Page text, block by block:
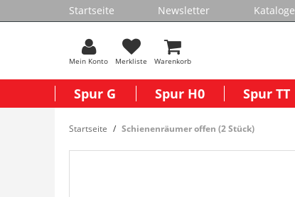
Startseite Newsletter Kataloge
Mein Konto Merkliste Warenkorb
Spur G Spur H0 Spur TT
Startseite Schienenräumer offen (2 Stück)